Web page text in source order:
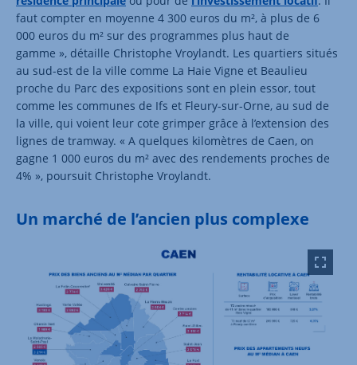
faut compter en moyenne 4 300 euros du m², à plus de 6
000 euros du m² sur des programmes plus haut de
gamme », détaille Christophe Vroylandt. Les quartiers situés
au sud-est de la ville comme La Haie Vigne et Beaulieu
proche du Parc des expositions sont en plein essor, tout
comme les communes de Ifs et Fleury-sur-Orne, au sud de
la ville, qui voient leur cote grimper grâce à l’extension des
lignes de tramway. « A quelques kilomètres de Caen, on
gagne 1 000 euros du m² avec des rendements proches de
4% », poursuit Christophe Vroylandt.
Un marché de l’ancien plus complexe